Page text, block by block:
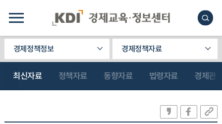
경제정책정보 경제정책자료
최신자료 정책자료 동향자료 법령자료 경제관